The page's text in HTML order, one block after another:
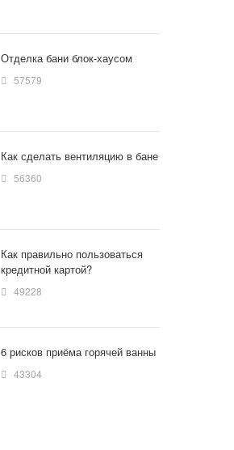
Отделка бани блок-хаусом
57579
Как сделать вентиляцию в бане
56360
Как правильно пользоваться
кредитной картой?
49228
6 рисков приёма горячей ванны
43304